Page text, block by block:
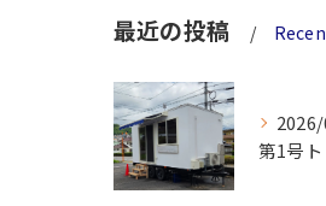
最近の投稿
第1号